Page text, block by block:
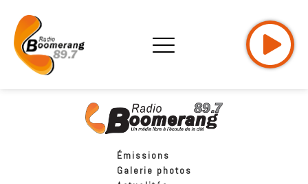
Émissions
Galerie photos